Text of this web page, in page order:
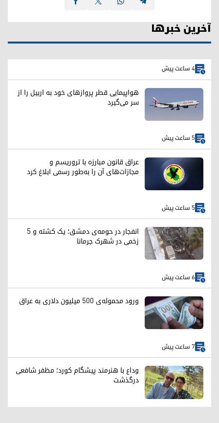
آخرین خبرها
4 ساعت پیش
هواپیمایی قطر پروازهای خود به اربیل را از
سر می‌گیرد
5 ساعت پیش
عراق قانون مبارزه با تروریسم و
مجازات‌های آن را به‌طور رسمی ابلاغ کرد
5 ساعت پیش
انفجار در حومه‌ی دمشق؛ یک کشته و ۵
زخمی در شهرک جرمانا
6 ساعت پیش
ورود محموله‌ی ۵۰۰ میلیون دلاری به عراق
7 ساعت پیش
وداع با هنرمند پیشگام کورد؛ مظفر شافعی
درگذشت